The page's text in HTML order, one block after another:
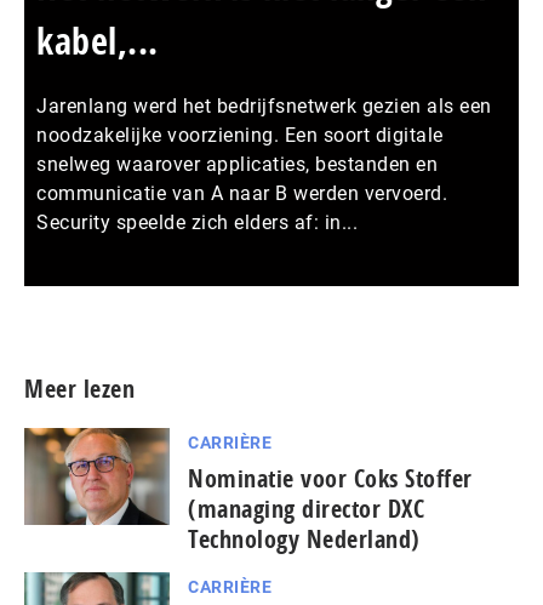
kabel,...
Jarenlang werd het bedrijfsnetwerk gezien als een
noodzakelijke voorziening. Een soort digitale
snelweg waarover applicaties, bestanden en
communicatie van A naar B werden vervoerd.
Security speelde zich elders af: in...
Meer lezen
CARRIÈRE
Nominatie voor Coks Stoffer
(managing director DXC
Technology Nederland)
CARRIÈRE